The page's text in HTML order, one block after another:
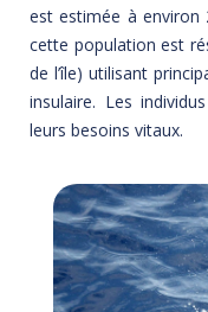
est estimée à environ
cette population est
de l’île) utilisant
insulaire. Les
leurs besoins vitaux.